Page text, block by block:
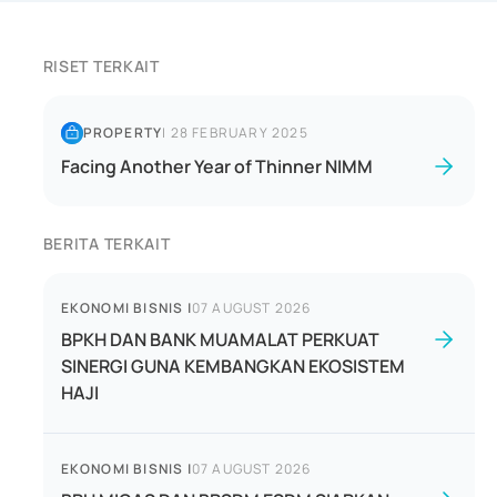
RISET TERKAIT
PROPERTY| 28 FEBRUARY 2025
Facing Another Year of Thinner NIMM
BERITA TERKAIT
EKONOMI BISNIS |07 AUGUST 2026
BPKH DAN BANK MUAMALAT PERKUAT
SINERGI GUNA KEMBANGKAN EKOSISTEM
HAJI
EKONOMI BISNIS |07 AUGUST 2026